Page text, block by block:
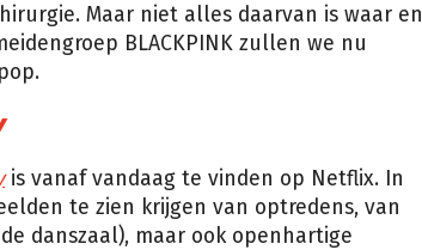
Maar niet alles daarvan is waar en
BLACKPINK zullen we nu
is vanaf vandaag te vinden op Netflix. In
te zien krijgen van optredens, van
danszaal), maar ook openhartige